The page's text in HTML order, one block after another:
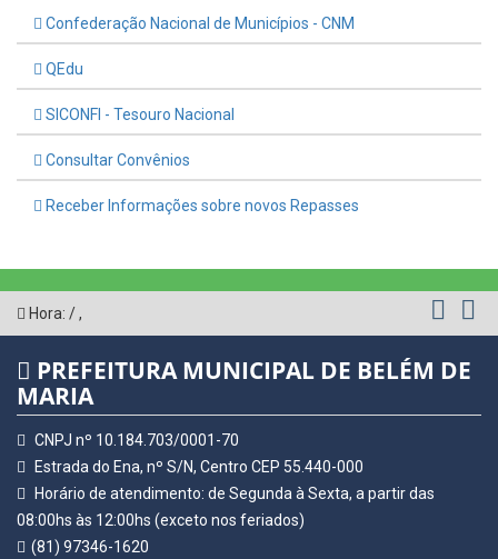
Confederação Nacional de Municípios - CNM
QEdu
SICONFI - Tesouro Nacional
Consultar Convênios
Receber Informações sobre novos Repasses
Hora: /,
PREFEITURA MUNICIPAL DE BELÉM DE
MARIA
CNPJ nº 10.184.703/0001-70
Estrada do Ena, nº S/N, Centro CEP 55.440-000
Horário de atendimento: de Segunda à Sexta, a partir das
08:00hs às 12:00hs (exceto nos feriados)
(81) 97346-1620